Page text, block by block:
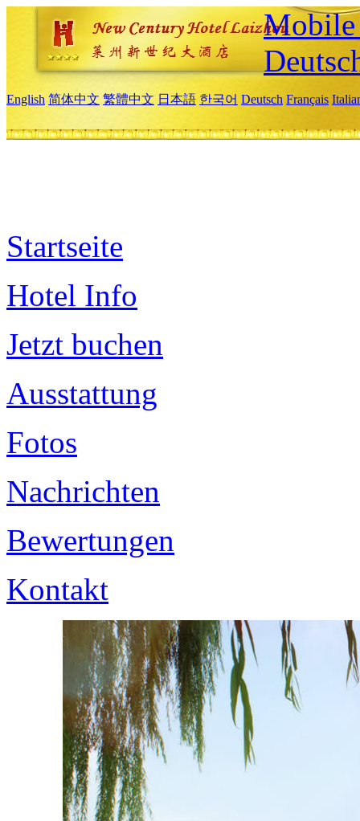
Mobile
English 简体中文 繁體中文 日本語 한국어 Deutsch Français
Startseite
Hotel Info
Jetzt buchen
Ausstattung
Fotos
Nachrichten
Bewertungen
Kontakt